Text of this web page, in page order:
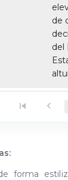
de
del
forma